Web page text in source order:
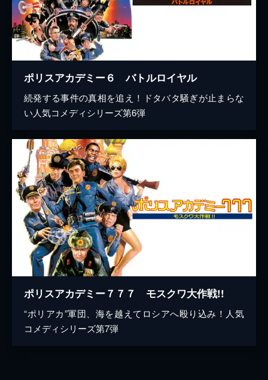
ポリスアカデミー６ バトルロイヤル
続発する事件の真相を追え！ドタバタ騒ぎが止まらな
い人気コメディシリーズ第6弾
ポリスアカデミー７７７ モスクワ大作戦!!
“ポリアカ”軍団、海を越えてロシアへ殴り込み！人気
コメディシリーズ第7弾